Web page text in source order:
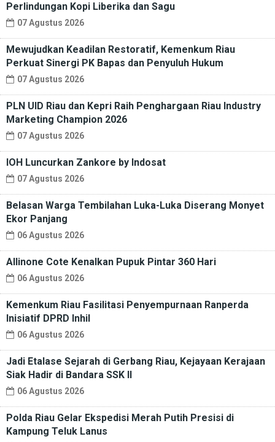
Perlindungan Kopi Liberika dan Sagu
07 Agustus 2026
Mewujudkan Keadilan Restoratif, Kemenkum Riau
Perkuat Sinergi PK Bapas dan Penyuluh Hukum
07 Agustus 2026
PLN UID Riau dan Kepri Raih Penghargaan Riau Industry
Marketing Champion 2026
07 Agustus 2026
IOH Luncurkan Zankore by Indosat
07 Agustus 2026
Belasan Warga Tembilahan Luka-Luka Diserang Monyet
Ekor Panjang
06 Agustus 2026
Allinone Cote Kenalkan Pupuk Pintar 360 Hari
06 Agustus 2026
Kemenkum Riau Fasilitasi Penyempurnaan Ranperda
Inisiatif DPRD Inhil
06 Agustus 2026
Jadi Etalase Sejarah di Gerbang Riau, Kejayaan Kerajaan
Siak Hadir di Bandara SSK II
06 Agustus 2026
Polda Riau Gelar Ekspedisi Merah Putih Presisi di
Kampung Teluk Lanus